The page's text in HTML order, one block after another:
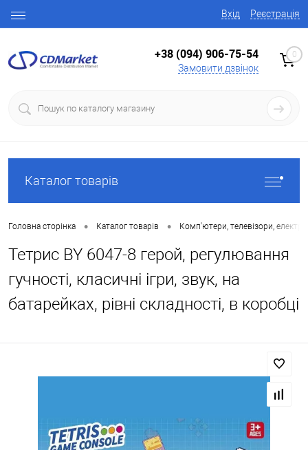
Вхід Реєстрація
+38 (094) 906-75-54
Замовити дзвінок
0
Каталог товарів
Головна сторінка • Каталог товарів • Комп'ютери, телевізори,
Тетрис BY 6047-8 герой, регулювання
гучності, класичні ігри, звук, на
батарейках, рівні складності, в коробці